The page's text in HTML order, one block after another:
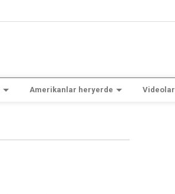
Amerikanlar heryerde Videolar